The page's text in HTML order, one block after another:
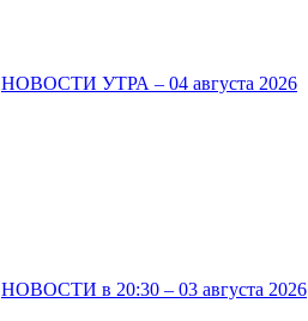
НОВОСТИ УТРА – 04 августа 2026
НОВОСТИ в 20:30 – 03 августа 2026